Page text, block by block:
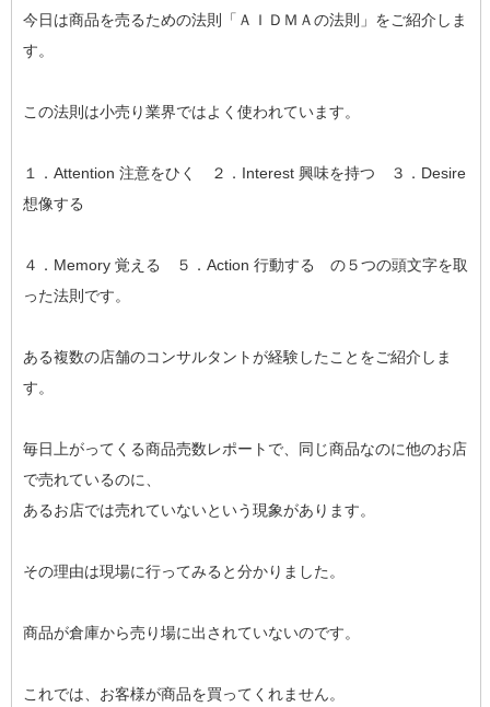
今日は商品を売るための法則「ＡＩＤＭＡの法則」をご紹介しま
す。
この法則は小売り業界ではよく使われています。
１．Attention 注意をひく ２．Interest 興味を持つ ３．Desire
想像する
４．Memory 覚える ５．Action 行動する の５つの頭文字を取
った法則です。
ある複数の店舗のコンサルタントが経験したことをご紹介しま
す。
毎日上がってくる商品売数レポートで、同じ商品なのに他のお店
で売れているのに、
あるお店では売れていないという現象があります。
その理由は現場に行ってみると分かりました。
商品が倉庫から売り場に出されていないのです。
これでは、お客様が商品を買ってくれません。